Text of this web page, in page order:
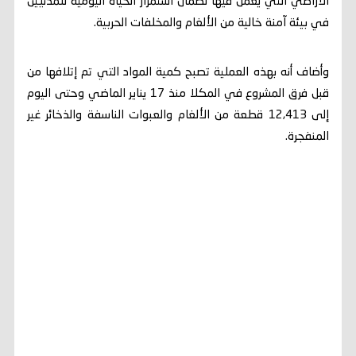
في بيئة آمنة خالية من الألغام والمخلفات الحربية.
وأضاف أنه بهذه العملية تصبح كمية المواد التي تم إتلافها من
قبل فرق المشروع في المكلا منذ 17 يناير الماضي وحتى اليوم
إلى 12,413 قطعة من الألغام والعبوات الناسفة والذخائر غير
المنفجرة.